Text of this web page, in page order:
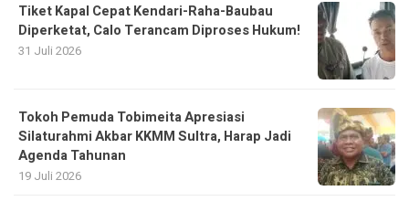
Tiket Kapal Cepat Kendari-Raha-Baubau
Diperketat, Calo Terancam Diproses Hukum!
31 Juli 2026
Tokoh Pemuda Tobimeita Apresiasi
Silaturahmi Akbar KKMM Sultra, Harap Jadi
Agenda Tahunan
19 Juli 2026